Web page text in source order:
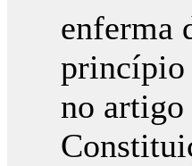
enferma
princípio
no artigo